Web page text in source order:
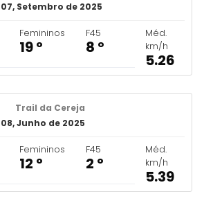
07, Setembro de 2025
Femininos
19 º
F45
8 º
Méd.
km/h
5.26
Trail da Cereja
08, Junho de 2025
Femininos
12 º
F45
2 º
Méd.
km/h
5.39